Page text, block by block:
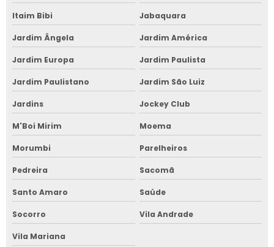
Itaim Bibi Jabaquara
Jardim Ângela Jardim América
Jardim Europa Jardim Paulista
Jardim Paulistano Jardim São Luiz
Jardins Jockey Club
M'Boi Mirim Moema
Morumbi Parelheiros
Pedreira Sacomã
Santo Amaro Saúde
Socorro Vila Andrade
Vila Mariana